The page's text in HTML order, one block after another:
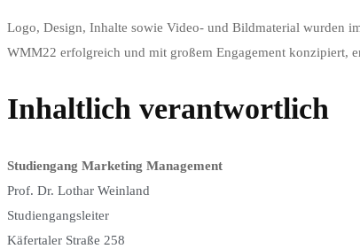
Logo, Design, Inhalte sowie Video- und Bildmaterial wurden
WMM22 erfolgreich und mit großem Engagement konzipiert,
Inhaltlich verantwortlich
Studiengang Marketing Management
Prof. Dr. Lothar Weinland
Studiengangsleiter
Käfertaler Straße 258